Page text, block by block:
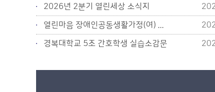
2026년 2분기 열린세상 소식지
열린마음 장애인공동생활가정(여) ...
경복대학교 5조 간호학생 실습소감문